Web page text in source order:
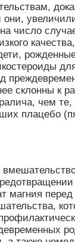
они,
число
склонны к
чем те,
плацебо
магния